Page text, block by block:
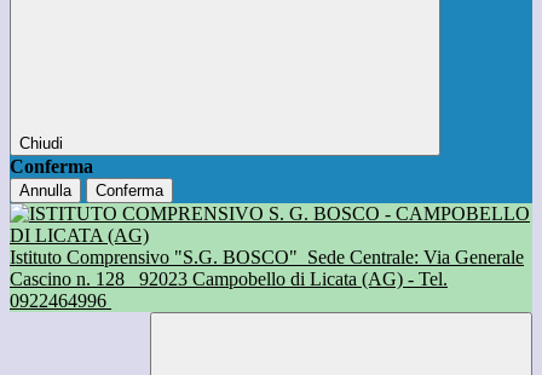
Chiudi
Conferma
Annulla Conferma
Istituto Comprensivo "S.G. BOSCO" Sede Centrale: Via Generale
Cascino n. 128
92023 Campobello di Licata (AG) - Tel.
0922464996